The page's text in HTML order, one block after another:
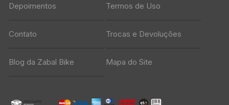
Depoimentos Termos de Uso
Contato Trocas e Devoluções
Blog da Zabal Bike Mapa do Site